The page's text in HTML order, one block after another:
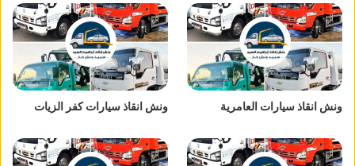
ونش انقاذ سيارات العامرية ونش انقاذ سيارات كفر الزيات